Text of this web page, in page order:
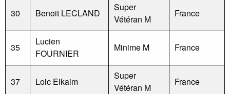
30 Benoit LECLAND
Super
Vétéran M
France
35
Lucien
FOURNIER
Minime M France
37 Loic Elkaim
Super
Vétéran M
France